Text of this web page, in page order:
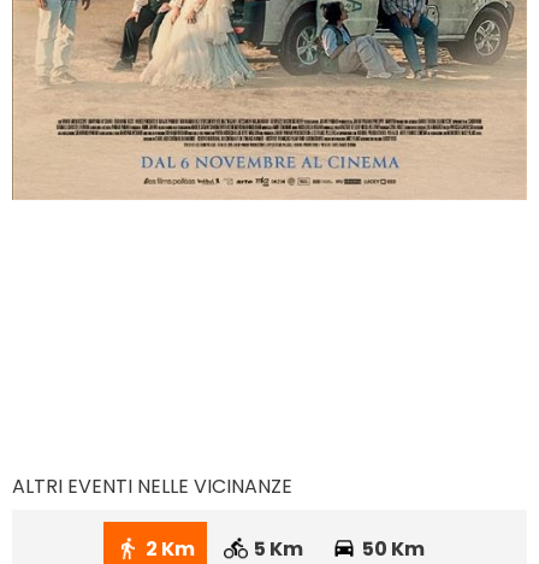
ALTRI EVENTI NELLE VICINANZE
2 Km 5 Km 50 Km